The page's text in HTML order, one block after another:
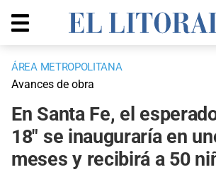
ÁREA METROPOLITANA
Avances de obra
En Santa Fe, el
18" se inauguraría en
meses y recibirá a 50